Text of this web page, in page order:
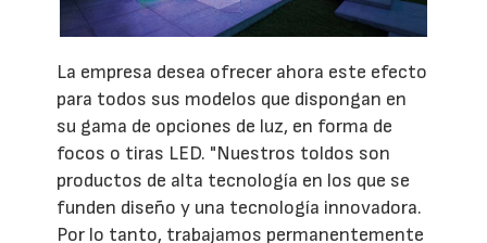
La empresa desea ofrecer ahora este efecto
para todos sus modelos que dispongan en
su gama de opciones de luz, en forma de
focos o tiras LED. "Nuestros toldos son
productos de alta tecnología en los que se
funden diseño y una tecnología innovadora.
Por lo tanto, trabajamos permanentemente